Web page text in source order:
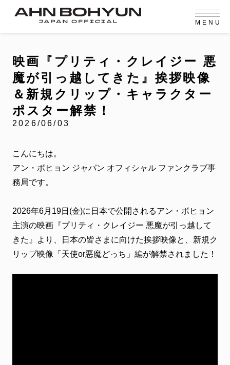
NEWS
ニュース
プロフィール
EVENT
イベント
メンバーシップ
FANCLUB
FC NEWS
OFFICIAL MENU
MEMBERSHIP MENU
FC NEWSVIDEO GALLERY
arrow_rightJOIN US arrow_rightLOGIN
M E N U
映画『プリティ・クレイジー 悪
魔が引っ越してきた』挨拶映像
＆新規クリップ・キャラクター
ポスター解禁！
2026/06/03
こんにちは。
アン・ボヒョン ジャパン オフィシャル ファンクラブ事
務局です。
2026年6月19日(金)に日本で公開されるアン・ボヒョン
主演の映画『プリティ・クレイジー 悪魔が引っ越して
きた』より、日本の皆さまに向けた挨拶映像と、新規ク
リップ映像「天使or悪魔どっち」編が解禁されました！